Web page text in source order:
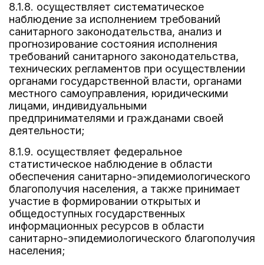
8.1.8. осуществляет систематическое
наблюдение за исполнением требований
санитарного законодательства, анализ и
прогнозирование состояния исполнения
требований санитарного законодательства,
технических регламентов при осуществлении
органами государственной власти, органами
местного самоуправления, юридическими
лицами, индивидуальными
предпринимателями и гражданами своей
деятельности;
8.1.9. осуществляет федеральное
статистическое наблюдение в области
обеспечения санитарно-эпидемиологического
благополучия населения, а также принимает
участие в формировании открытых и
общедоступных государственных
информационных ресурсов в области
санитарно-эпидемиологического благополучия
населения;